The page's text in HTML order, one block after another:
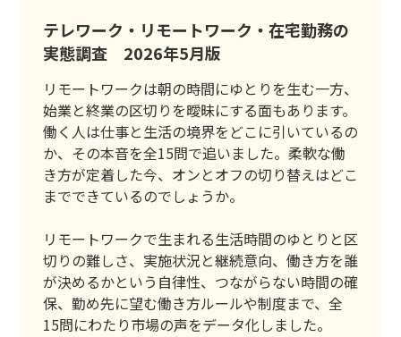
テレワーク・リモートワーク・在宅勤務の
実態調査 2026年5月版
リモートワークは朝の時間にゆとりを生む一方、
始業と終業の区切りを曖昧にする面もあります。
働く人は仕事と生活の境界をどこに引いているの
か、その本音を全15問で追いました。柔軟な働
き方が定着した今、オンとオフの切り替えはどこ
までできているのでしょうか。
リモートワークで生まれる生活時間のゆとりと区
切りの難しさ、実施状況と継続意向、働き方を誰
が決めるかという自律性、つながらない時間の確
保、勤め先に望む働き方ルールや制度まで、全
15問にわたり市場の声をデータ化しました。